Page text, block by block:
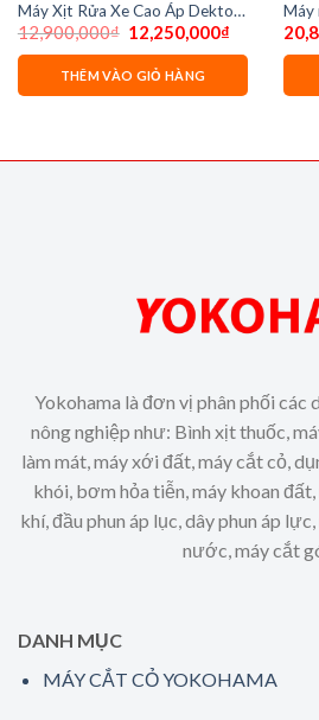
Máy Xịt Rửa Xe Cao Áp Dekton
DK-HPW3000 – 3000W
12,900,000₫ Giá
gốc
là:
12,900,000₫.
12,250,000₫
tại
12,250,000₫.
THÊM VÀO GIỎ HÀNG
Máy
DK-
Yokohama là đơn vị phân phối các
nông nghiệp như: Bình xịt thuốc,
làm mát, máy xới đất, máy cắt cỏ,
khói, bơm hỏa tiễn, máy khoan
khí, đầu phun áp lục, dây phun áp
nước, máy cắt
DANH MỤC
MÁY CẮT CỎ YOKOHAMA